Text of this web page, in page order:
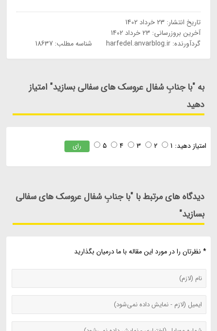
تاریخ انتشار: 23 خرداد 1402
آخرین بروزرسانی: 23 خرداد 1402
گردآورنده:harfedel.anvarblog.ir شناسه مطلب: 18637
به "با جنابِ سُفال عروسک های سفالی بسازید" امتیاز
دهید
امتیاز دهید: 1
2
3
4
5 رای
دیدگاه های مرتبط با "با جنابِ سُفال عروسک های سفالی
بسازید"
* نظرتان را در مورد این مقاله با ما درمیان بگذارید